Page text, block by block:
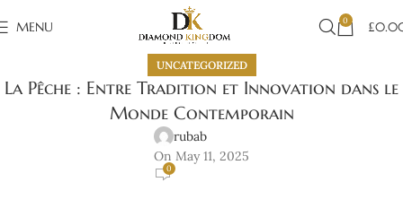
MENU 0 £
UNCATEGORIZED
La Pêche : Entre Tradition et Innovation dans le
Monde Contemporain
rubab
On May 11, 2025
0